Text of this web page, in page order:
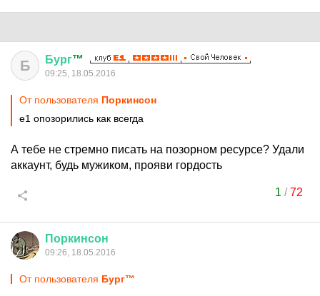
Б Бург™
09:25, 18.05.2016
От пользователя Поркинсон
е1 опозорились как всегда
А тебе не стремно писать на позорном ресурсе? Удали
аккаунт, будь мужиком, прояви гордость
1 /72
Поркинсон
09:26, 18.05.2016
От пользователя Бург™